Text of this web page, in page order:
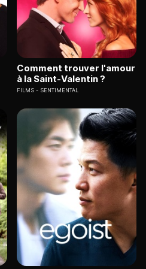
Comment trouver l'amour
à la Saint-Valentin ?
FILMS SENTIMENTAL